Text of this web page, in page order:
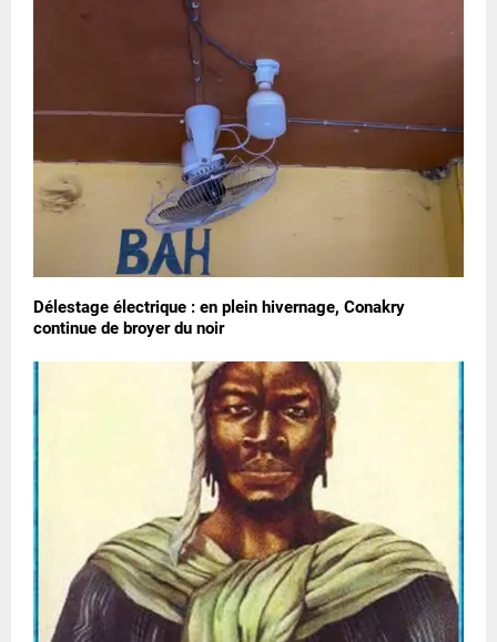
Délestage électrique : en plein hivernage, Conakry
continue de broyer du noir